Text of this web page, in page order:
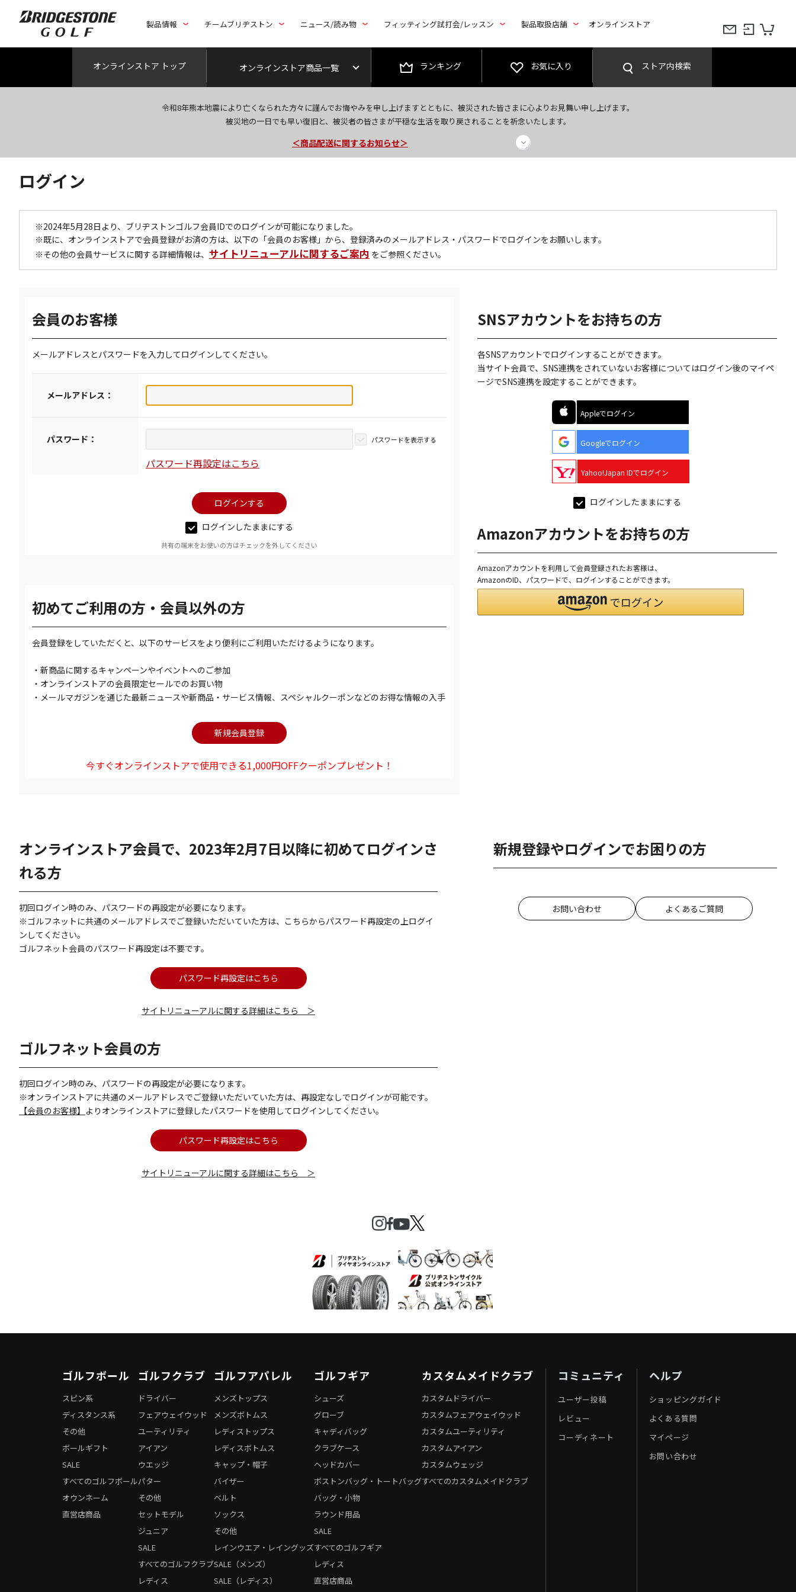
製品情報 チームブリヂストン ニュース/読み物 フィッティング試打会/レッスン 製品取扱店舗 オンラインストア
オンラインストア トップ オンラインストア商品一覧 ランキング お気に入り ストア内検索
令和8年熊本地震により亡くなられた方々に謹んでお悔やみを申し上げますとともに、被災された皆さまに心よりお見舞い申し上げます。
被災地の一日でも早い復旧と、被災者の皆さまが平穏な生活を取り戻されることを祈念いたします。
今なら新規会員登録で1,000円OFFクーポンプレゼント！
＜商品配送に関するお知らせ＞
＜夏季休暇中のご注文・発送・お問い合わせ＞
ログイン
※2024年5月28日より、ブリヂストンゴルフ会員IDでのログインが可能になりました。
※既に、オンラインストアで会員登録がお済の方は、以下の「会員のお客様」から、登録済みのメールアドレス・パスワードでログインをお願いします。
※その他の会員サービスに関する詳細情報は、 サイトリニューアルに関するご案内 をご参照ください。
会員のお客様
メールアドレスとパスワードを入力してログインしてください。
メールアドレス：
パスワード： パスワードを表示する
パスワード再設定はこちら
ログインしたままにする
共有の端末をお使いの方はチェックを外してください
初めてご利用の方・会員以外の方
会員登録をしていただくと、以下のサービスをより便利にご利用いただけるようになります。
・新商品に関するキャンペーンやイベントへのご参加
・オンラインストアの会員限定セールでのお買い物
・メールマガジンを通じた最新ニュースや新商品・サービス情報、スペシャルクーポンなどのお得な情報の入手
今すぐオンラインストアで使用できる1,000円OFFクーポンプレゼント！
SNSアカウントをお持ちの方
各SNSアカウントでログインすることができます。
当サイト会員で、SNS連携をされていないお客様についてはログイン後のマイペ
ージでSNS連携を設定することができます。
Appleでログイン
Googleでログイン
Yahoo!Japan IDでログイン
ログインしたままにする
Amazonアカウントをお持ちの方
Amazonアカウントを利用して会員登録されたお客様は、
AmazonのID、パスワードで、ログインすることができます。
オンラインストア会員で、2023年2月7日以降に初めてログインさ
れる方
初回ログイン時のみ、パスワードの再設定が必要になります。
※ゴルフネットに共通のメールアドレスでご登録いただいていた方は、こちらからパスワード再設定の上ログイ
ンしてください。
ゴルフネット会員のパスワード再設定は不要です。
パスワード再設定はこちら
サイトリニューアルに関する詳細はこちら ＞
ゴルフネット会員の方
初回ログイン時のみ、パスワードの再設定が必要になります。
※オンラインストアに共通のメールアドレスでご登録いただいていた方は、再設定なしでログインが可能です。
【会員のお客様】 よりオンラインストアに登録したパスワードを使用してログインしてください。
パスワード再設定はこちら
サイトリニューアルに関する詳細はこちら ＞
新規登録やログインでお困りの方
お問い合わせ よくあるご質問
ゴルフボール
オウンネーム
直営店商品
スピン系
ディスタンス系
その他
ボールギフト
SALE
すべてのゴルフボール
ゴルフクラブ
レディス
ドライバー
フェアウェイウッド
ユーティリティ
アイアン
ウエッジ
パター
その他
セットモデル
ジュニア
SALE
すべてのゴルフクラブ
ゴルフアパレル
メンズトップス
メンズボトムス
レディストップス
レディスボトムス
キャップ・帽子
バイザー
ベルト
ソックス
その他
レインウエア・レイングッズ
SALE（メンズ）
SALE（レディス）
ゴルフギア
レディス
直営店商品
シューズ
グローブ
キャディバッグ
クラブケース
ヘッドカバー
ボストンバッグ・トートバッグ
バッグ・小物
ラウンド用品
SALE
すべてのゴルフギア
カスタムメイドクラブ
カスタムドライバー
カスタムフェアウェイウッド
カスタムユーティリティ
カスタムアイアン
カスタムウェッジ
すべてのカスタムメイドクラブ
コミュニティ
ユーザー投稿
レビュー
コーディネート
ヘルプ
ショッピングガイド
よくある質問
マイページ
お問い合わせ